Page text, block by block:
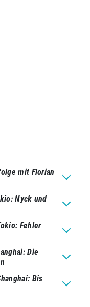
mit Florian
Nyck und
Fehler
Die
Bis